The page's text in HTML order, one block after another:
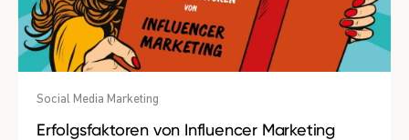
Social Media Marketing
Erfolgsfaktoren von Influencer Marketing